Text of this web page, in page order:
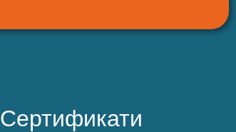
Сертификати